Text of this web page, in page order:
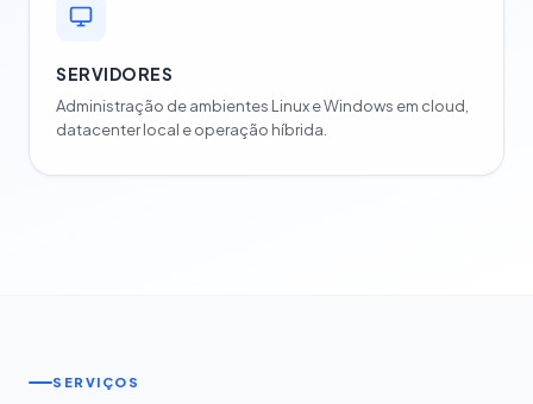
SERVIDORES
Administração de ambientes Linux e Windows em cloud,
datacenter local e operação híbrida.
SERVIÇOS